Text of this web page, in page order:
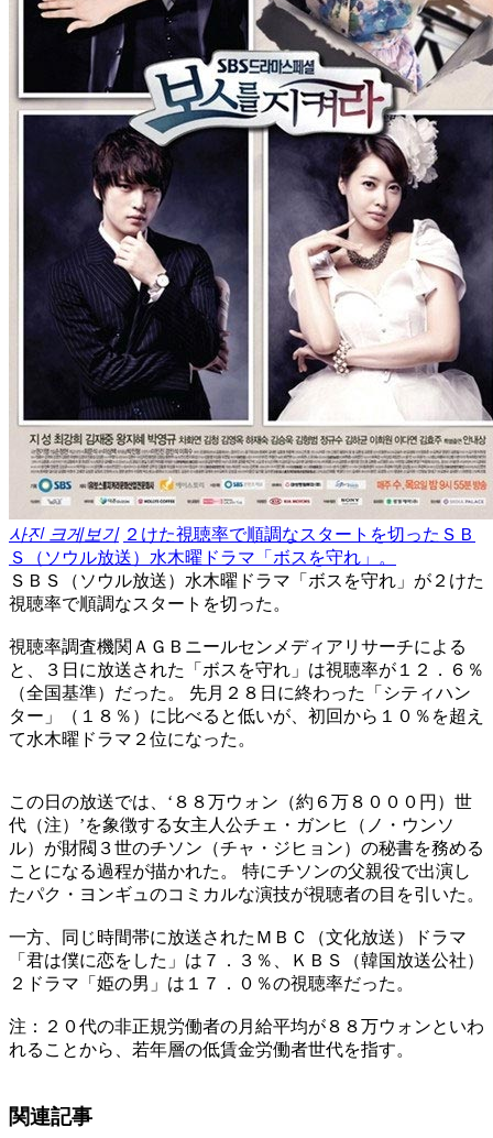
사진 크게보기 ２けた視聴率で順調なスタートを切ったＳＢ
Ｓ（ソウル放送）水木曜ドラマ「ボスを守れ」。
ＳＢＳ（ソウル放送）水木曜ドラマ「ボスを守れ」が２けた
視聴率で順調なスタートを切った。
視聴率調査機関ＡＧＢニールセンメディアリサーチによる
と、３日に放送された「ボスを守れ」は視聴率が１２．６％
（全国基準）だった。 先月２８日に終わった「シティハン
ター」（１８％）に比べると低いが、初回から１０％を超え
て水木曜ドラマ２位になった。
この日の放送では、‘８８万ウォン（約６万８０００円）世
代（注）’を象徴する女主人公チェ・ガンヒ（ノ・ウンソ
ル）が財閥３世のチソン（チャ・ジヒョン）の秘書を務める
ことになる過程が描かれた。 特にチソンの父親役で出演し
たパク・ヨンギュのコミカルな演技が視聴者の目を引いた。
一方、同じ時間帯に放送されたＭＢＣ（文化放送）ドラマ
「君は僕に恋をした」は７．３％、ＫＢＳ（韓国放送公社）
２ドラマ「姫の男」は１７．０％の視聴率だった。
注：２０代の非正規労働者の月給平均が８８万ウォンといわ
れることから、若年層の低賃金労働者世代を指す。
関連記事